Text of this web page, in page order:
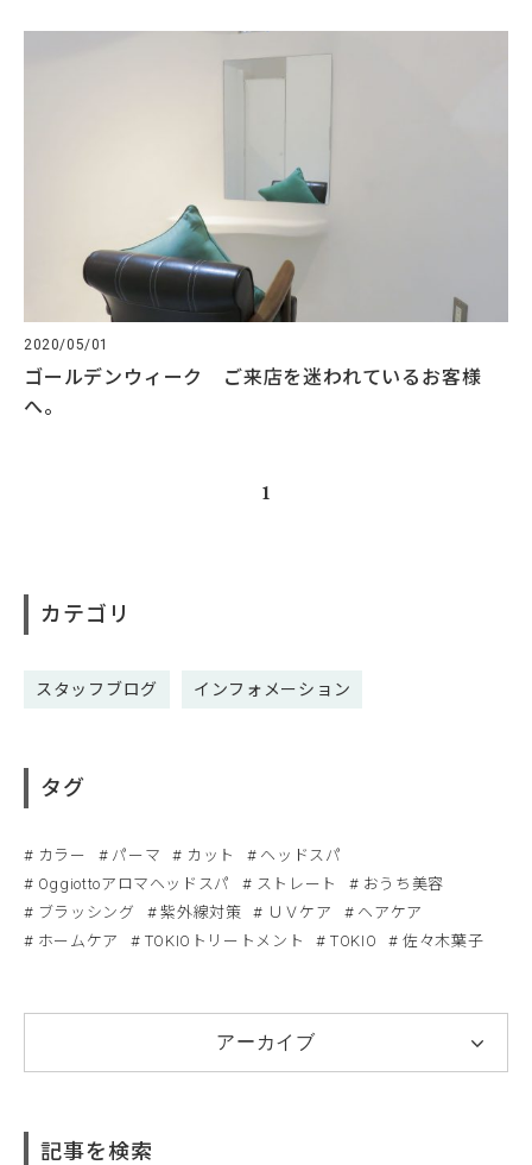
2020/05/01
ゴールデンウィーク ご来店を迷われているお客様
へ。
1
カテゴリ
スタッフブログ インフォメーション
タグ
カラー パーマ カット
ヘッドスパ
Oggiottoアロマヘッドスパ
ストレート
おうち美容
ブラッシング
紫外線対策 ＵＶケア
ヘアケア
ホームケア
TOKIOトリートメント TOKIO 佐々木葉子
アーカイブ
記事を検索